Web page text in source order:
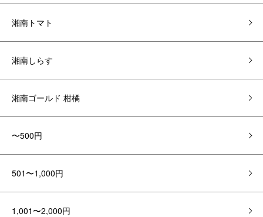
湘南トマト
湘南しらす
湘南ゴールド 柑橘
〜500円
501〜1,000円
1,001〜2,000円